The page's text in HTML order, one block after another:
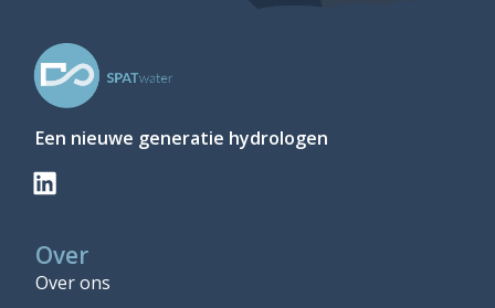
Een nieuwe generatie hydrologen
Over
Over ons